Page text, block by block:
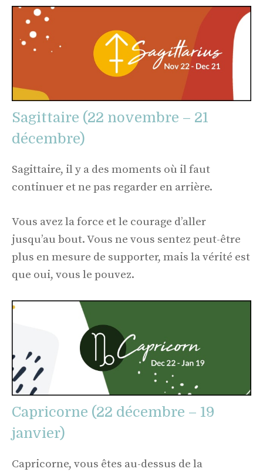
Sagittaire (22 novembre – 21
décembre)
Sagittaire, il y a des moments où il faut
continuer et ne pas regarder en arrière.
Vous avez la force et le courage d’aller
jusqu’au bout. Vous ne vous sentez peut-être
plus en mesure de supporter, mais la vérité est
que oui, vous le pouvez.
Capricorne (22 décembre – 19
janvier)
Capricorne, vous êtes au-dessus de la